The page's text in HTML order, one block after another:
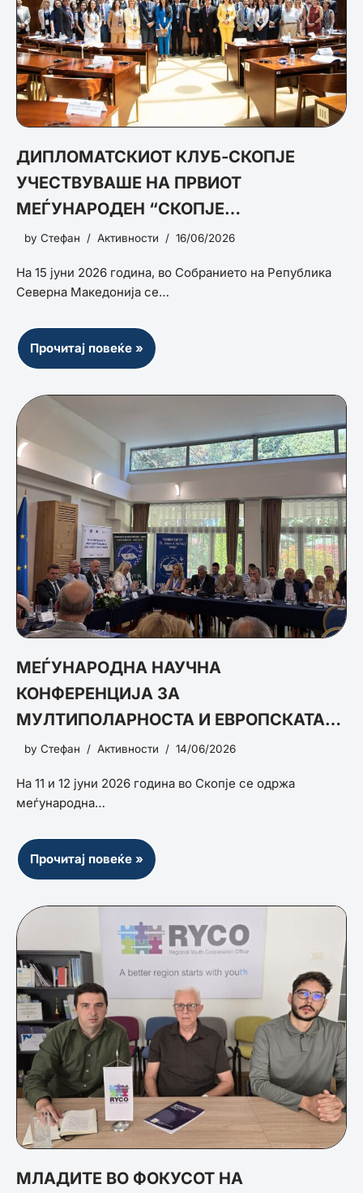
ДИПЛОМАТСКИОТ КЛУБ-СКОПЈЕ
УЧЕСТВУВАШЕ НА ПРВИОТ
МЕЃУНАРОДЕН “СКОПЈЕ
БЕЗБЕДНОСЕН ФОРУМ 2026“
by Стефан Активности 16/06/2026
На 15 јуни 2026 година, во Собранието на Република
Северна Македонија се…
Прочитај повеќе »
МЕЃУНАРОДНА НАУЧНА
КОНФЕРЕНЦИЈА ЗА
МУЛТИПОЛАРНОСТА И ЕВРОПСКАТА
БЕЗБЕДНОСТ
by Стефан Активности 14/06/2026
На 11 и 12 јуни 2026 година во Скопје се одржа
меѓународна…
Прочитај повеќе »
МЛАДИТЕ ВО ФОКУСОТ НА